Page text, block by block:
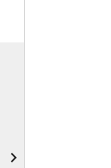
navigate_next